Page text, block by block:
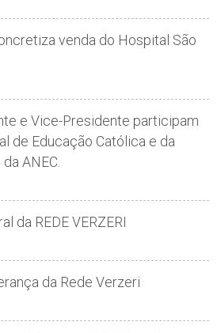
venda do Hospital São
e Vice-Presidente participam
de Educação Católica e da
ANEC.
da REDE VERZERI
da Rede Verzeri